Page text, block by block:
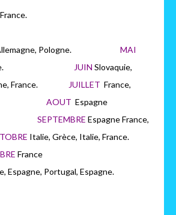
France.
Allemagne, Pologne. MAI
JUIN Slovaquie,
France.
JUILLET France,
AOUT Espagne
SEPTEMBRE Espagne France,
Italie, Grèce, Italie, France.
France
Espagne, Portugal, Espagne.